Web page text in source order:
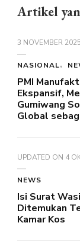
Artikel
3 NOVEMBER 2025
NASIONAL
PMI
Ekspansif,
Gumiwang
Global
UPDATED ON 4
NEWS
Isi Surat
Ditemukan
Kamar Kos